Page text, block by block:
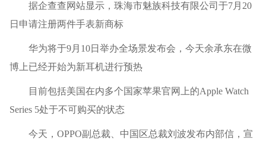
据企查查网站显示，珠海市魅族科技有限公司于7月20
日申请注册两件手表新商标
华为将于9月10日举办全场景发布会，今天余承东在微
博上已经开始为新耳机进行预热
目前包括美国在内多个国家苹果官网上的Apple Watch
Series 5处于不可购买的状态
今天，OPPO副总裁、中国区总裁刘波发布内部信，宣